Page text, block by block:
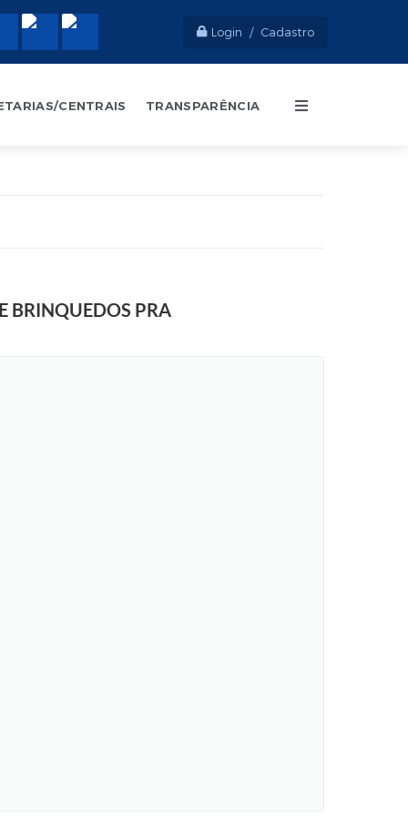
Login / Cadastro
CENTRAIS TRANSPARÊNCIA
BRINQUEDOS PRA